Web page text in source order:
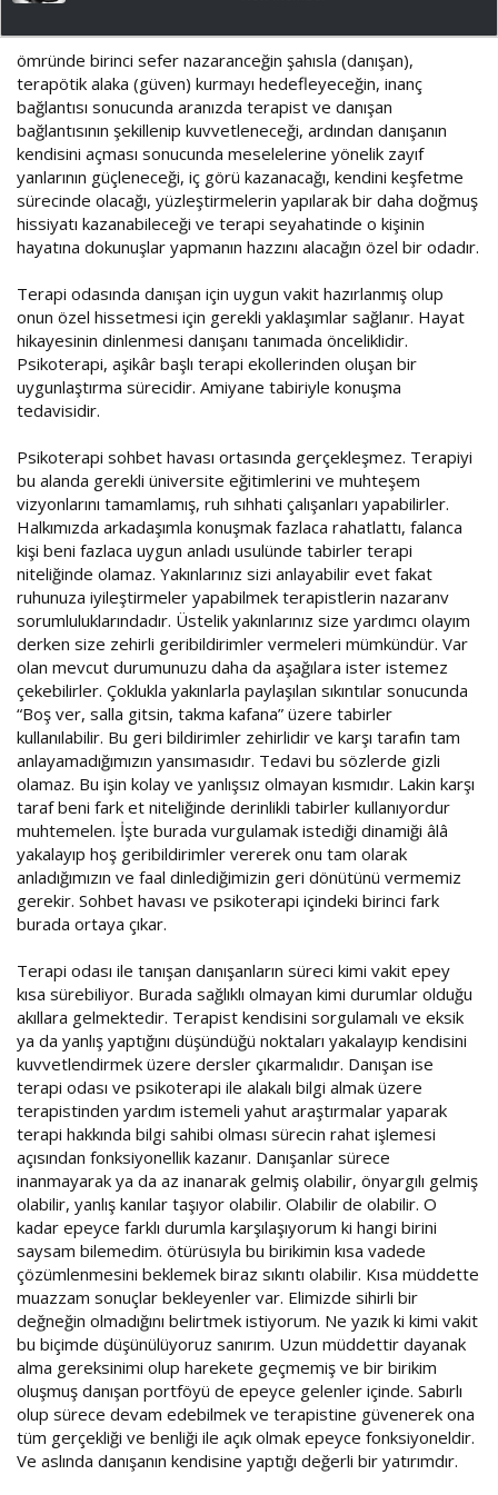
ş
t
a
n
r
i
h
i
ömründe birinci sefer nazaranceğin şahısla (danışan),
terapötik alaka (güven) kurmayı hedefleyeceğin, inanç
bağlantısı sonucunda aranızda terapist ve danışan
bağlantısının şekillenip kuvvetleneceği, ardından danışanın
kendisini açması sonucunda meselelerine yönelik zayıf
yanlarının güçleneceği, iç görü kazanacağı, kendini keşfetme
sürecinde olacağı, yüzleştirmelerin yapılarak bir daha doğmuş
hissiyatı kazanabileceği ve terapi seyahatinde o kişinin
hayatına dokunuşlar yapmanın hazzını alacağın özel bir odadır.
Terapi odasında danışan için uygun vakit hazırlanmış olup
onun özel hissetmesi için gerekli yaklaşımlar sağlanır. Hayat
hikayesinin dinlenmesi danışanı tanımada önceliklidir.
Psikoterapi, aşikâr başlı terapi ekollerinden oluşan bir
uygunlaştırma sürecidir. Amiyane tabiriyle konuşma
tedavisidir.
Psikoterapi sohbet havası ortasında gerçekleşmez. Terapiyi
bu alanda gerekli üniversite eğitimlerini ve muhteşem
vizyonlarını tamamlamış, ruh sıhhati çalışanları yapabilirler.
Halkımızda arkadaşımla konuşmak fazlaca rahatlattı, falanca
kişi beni fazlaca uygun anladı usulünde tabirler terapi
niteliğinde olamaz. Yakınlarınız sizi anlayabilir evet fakat
ruhunuza iyileştirmeler yapabilmek terapistlerin nazaranv
sorumluluklarındadır. Üstelik yakınlarınız size yardımcı olayım
derken size zehirli geribildirimler vermeleri mümkündür. Var
olan mevcut durumunuzu daha da aşağılara ister istemez
çekebilirler. Çoklukla yakınlarla paylaşılan sıkıntılar sonucunda
“Boş ver, salla gitsin, takma kafana” üzere tabirler
kullanılabilir. Bu geri bildirimler zehirlidir ve karşı tarafın tam
anlayamadığımızın yansımasıdır. Tedavi bu sözlerde gizli
olamaz. Bu işin kolay ve yanlışsız olmayan kısmıdır. Lakin karşı
taraf beni fark et niteliğinde derinlikli tabirler kullanıyordur
muhtemelen. İşte burada vurgulamak istediği dinamiği âlâ
yakalayıp hoş geribildirimler vererek onu tam olarak
anladığımızın ve faal dinlediğimizin geri dönütünü vermemiz
gerekir. Sohbet havası ve psikoterapi içindeki birinci fark
burada ortaya çıkar.
Terapi odası ile tanışan danışanların süreci kimi vakit epey
kısa sürebiliyor. Burada sağlıklı olmayan kimi durumlar olduğu
akıllara gelmektedir. Terapist kendisini sorgulamalı ve eksik
ya da yanlış yaptığını düşündüğü noktaları yakalayıp kendisini
kuvvetlendirmek üzere dersler çıkarmalıdır. Danışan ise
terapi odası ve psikoterapi ile alakalı bilgi almak üzere
terapistinden yardım istemeli yahut araştırmalar yaparak
terapi hakkında bilgi sahibi olması sürecin rahat işlemesi
açısından fonksiyonellik kazanır. Danışanlar sürece
inanmayarak ya da az inanarak gelmiş olabilir, önyargılı gelmiş
olabilir, yanlış kanılar taşıyor olabilir. Olabilir de olabilir. O
kadar epeyce farklı durumla karşılaşıyorum ki hangi birini
saysam bilemedim. ötürüsıyla bu birikimin kısa vadede
çözümlenmesini beklemek biraz sıkıntı olabilir. Kısa müddette
muazzam sonuçlar bekleyenler var. Elimizde sihirli bir
değneğin olmadığını belirtmek istiyorum. Ne yazık ki kimi vakit
bu biçimde düşünülüyoruz sanırım. Uzun müddettir dayanak
alma gereksinimi olup harekete geçmemiş ve bir birikim
oluşmuş danışan portföyü de epeyce gelenler içinde. Sabırlı
olup sürece devam edebilmek ve terapistine güvenerek ona
tüm gerçekliği ve benliği ile açık olmak epeyce fonksiyoneldir.
Ve aslında danışanın kendisine yaptığı değerli bir yatırımdır.